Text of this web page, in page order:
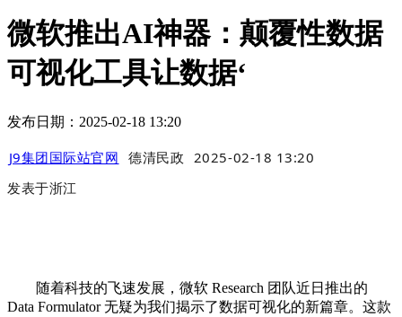
微软推出AI神器：颠覆性数据
可视化工具让数据‘
发布日期：2025-02-18 13:20
J9集团国际站官网 德清民政 2025-02-18 13:20
发表于浙江
随着科技的飞速发展，微软 Research 团队近日推出的
Data Formulator 无疑为我们揭示了数据可视化的新篇章。这款